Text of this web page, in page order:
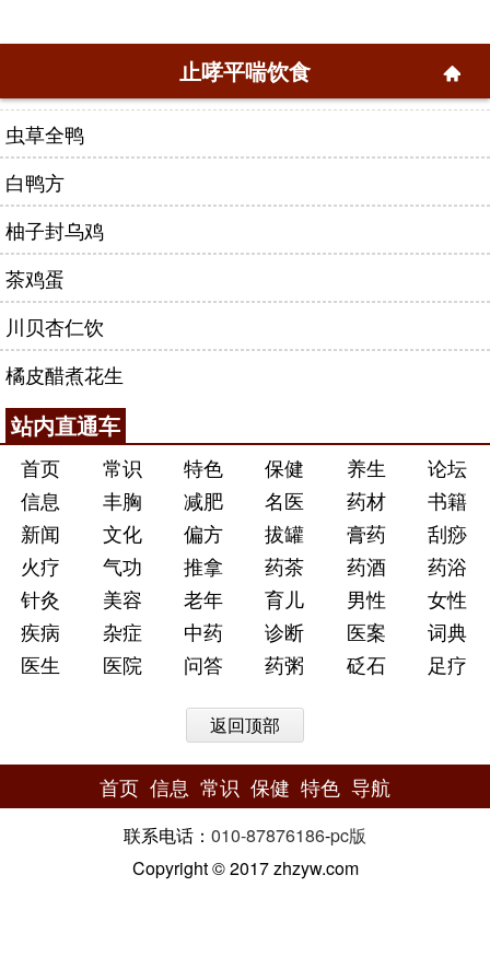
止哮平喘饮食
虫草全鸭
白鸭方
柚子封乌鸡
茶鸡蛋
川贝杏仁饮
橘皮醋煮花生
站内直通车
首页 常识 特色 保健 养生
论坛
信息
丰胸 减肥 名医 药材
书籍
新闻
文化 偏方 拔罐 膏药
刮痧
火疗
气功 推拿 药茶 药酒
药浴
针灸
美容 老年 育儿 男性
女性
疾病
杂症 中药 诊断 医案
词典
医生
医院 问答 药粥 砭石 足疗
返回顶部
首页 信息 常识 保健 特色 导航
联系电话： 010-87876186-pc版
Copyright © 2017 zhzyw.com